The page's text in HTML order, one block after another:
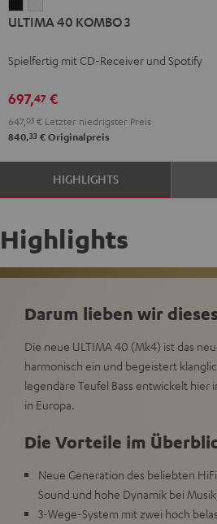
40
3
40
3
ULTIMA 40 KOMBO 3
Spielfertig mit CD-Receiver und Spotify
697,47 €
647, 05 € Letzter niedrigster Preis
840,33 € Originalpreis
HIGHLIGHTS
Highlights
Darum lieben wir
Die neue ULTIMA 40 (Mk4) ist das
harmonisch ein und begeistert
legendäre Teufel Bass entwickelt
in Europa.
Die Vorteile im
Neue Generation des beliebten
Sound und hohe Dynamik bei
3-Wege-System mit zwei hoch